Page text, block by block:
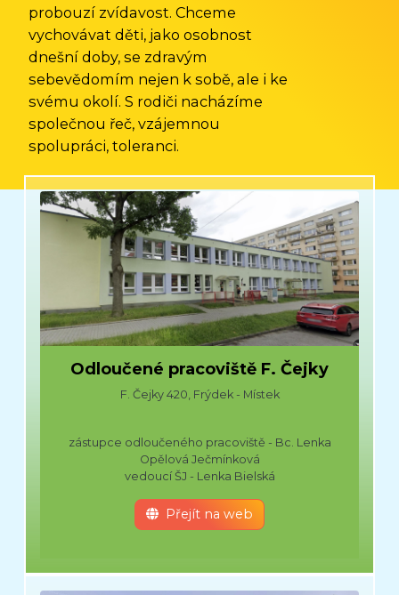
probouzí zvídavost. Chceme
vychovávat děti, jako osobnost
dnešní doby, se zdravým
sebevědomím nejen k sobě, ale i ke
svému okolí. S rodiči nacházíme
společnou řeč, vzájemnou
spolupráci, toleranci.
Odloučené pracoviště F. Čejky
F. Čejky 420, Frýdek - Místek
zástupce odloučeného pracoviště - Bc. Lenka
Opělová Ječmínková
vedoucí ŠJ - Lenka Bielská
Přejít na web